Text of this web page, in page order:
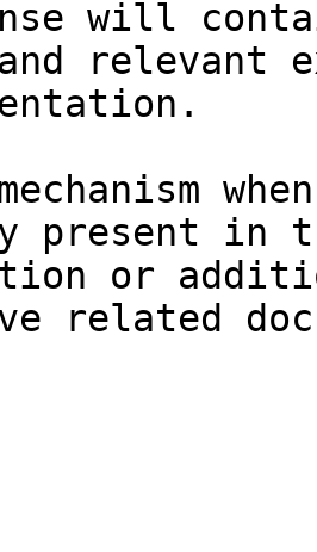
will
relevant
in
or